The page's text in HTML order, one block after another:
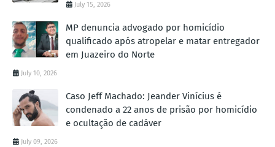
July 15, 2026
MP denuncia advogado por homicídio
qualificado após atropelar e matar entregador
em Juazeiro do Norte
July 10, 2026
Caso Jeff Machado: Jeander Vinícius é
condenado a 22 anos de prisão por homicídio
e ocultação de cadáver
July 09, 2026